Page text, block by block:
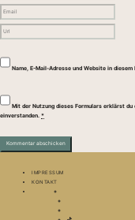
Name, E-Mail-Adresse und Website in
Mit der Nutzung dieses Formulars erklärst
einverstanden. *
IMPRESSUM
KONTAKT